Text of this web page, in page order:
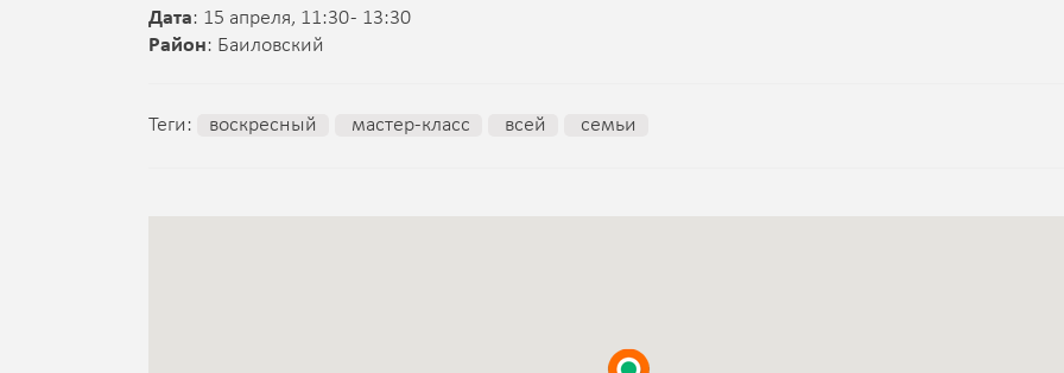
Дата: 15 апреля, 11:30 - 13:30
Район: Баиловский
Теги: воскресный мастер-класс всей семьи